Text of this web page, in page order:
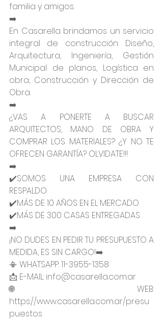
familia y amigos.
➡️
En Casarella brindamos un servicio
integral de construcción: Diseño,
Arquitectura, Ingeniería, Gestión
Municipal de planos, Logística en
obra, Construcción y Dirección de
Obra.
➡️
¿VAS A PONERTE A BUSCAR
ARQUITECTOS, MANO DE OBRA Y
COMPRAR LOS MATERIALES? ¿Y NO TE
OFRECEN GARANTÍA? OLVIDATE!!!
➡️
✔️SOMOS UNA EMPRESA CON
RESPALDO
✔️MÁS DE 10 AÑOS EN EL MERCADO
✔️MÁS DE 300 CASAS ENTREGADAS
➡️
¡NO DUDES EN PEDIR TU PRESUPUESTO A
MEDIDA, ES SIN CARGO!➡️
📳 WHATSAPP: 11-3955-1358
📩 E-MAIL: info@casarella.com.ar
🌐 WEB:
https://www.casarella.com.ar/presu
puestos